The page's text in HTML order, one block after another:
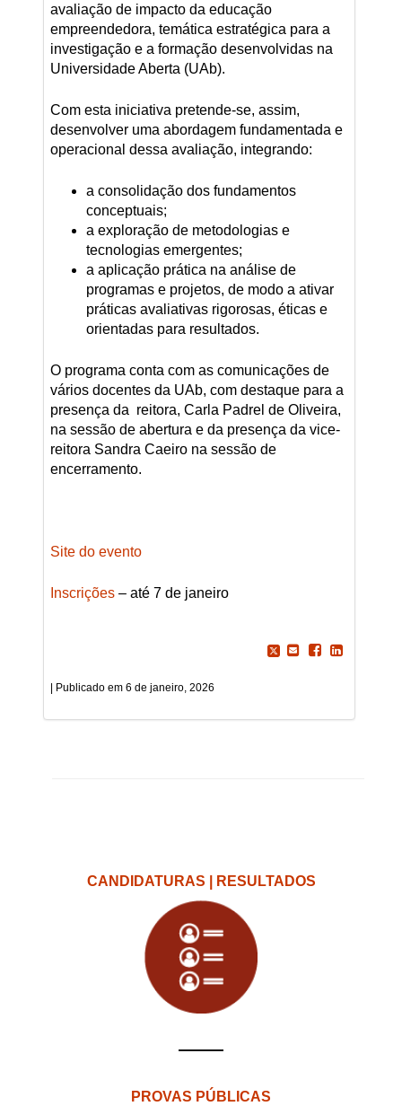
avaliação de impacto da educação
empreendedora, temática estratégica para a
investigação e a formação desenvolvidas na
Universidade Aberta (UAb).
Com esta iniciativa pretende-se, assim,
desenvolver uma abordagem fundamentada e
operacional dessa avaliação, integrando:
a consolidação dos fundamentos
conceptuais;
a exploração de metodologias e
tecnologias emergentes;
a aplicação prática na análise de
programas e projetos, de modo a ativar
práticas avaliativas rigorosas, éticas e
orientadas para resultados.
O programa conta com as comunicações de
vários docentes da UAb, com destaque para a
presença da reitora, Carla Padrel de Oliveira,
na sessão de abertura e da presença da vice-
reitora Sandra Caeiro na sessão de
encerramento.
Site do evento
Inscrições– até 7 de janeiro
6 de janeiro, 2026
CANDIDATURAS | RESULTADOS
PROVAS PÚBLICAS